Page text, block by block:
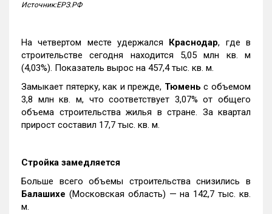
Источник:ЕРЗ.РФ
На четвертом месте удержался Краснодар, где в
строительстве сегодня находится 5,05 млн кв. м
(4,03%). Показатель вырос на 457,4 тыс. кв. м.
Замыкает пятерку, как и прежде, Тюмень с объемом
3,8 млн кв. м, что соответствует 3,07% от общего
объема строительства жилья в стране. За квартал
прирост составил 17,7 тыс. кв. м.
Стройка замедляется
Больше всего объемы строительства снизились в
Балашихе (Московская область) — на 142,7 тыс. кв.
м.